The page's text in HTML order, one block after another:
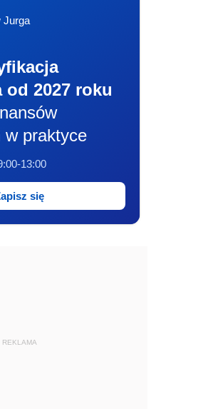
Jurga
od 2027 roku
w praktyce
13:00
się
REKLAMA